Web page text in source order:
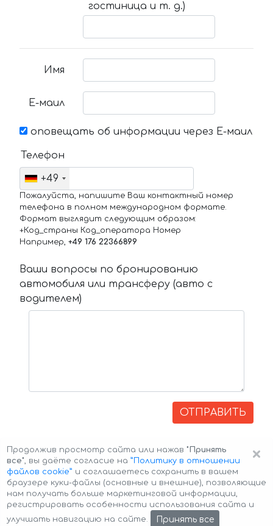
гостиница и т. д.)
Имя
Е-маил
оповещать об информации через Е-маил
Телефон
+49
Пожалуйста, напишите Ваш контактный номер
телефона в полном международном формате.
Формат выглядит следующим образом:
+Код_страны Код_оператора Номер
Например, +49 176 22366899
Ваши вопросы по бронированию
автомобиля или трансферу (авто с
водителем)
ОТПРАВИТЬ
Авторские права © 2026 Авто-Аренда Cookie Policy
×
Продолжив просмотр сайта или нажав "Принять
все", вы даёте согласие на ”Политику в отношении
файлов cookie” и соглашаетесь сохранить в вашем
браузере куки-файлы (основные и внешние), позволяющие
нам получать больше маркетинговой информации,
регистрировать особенности использования сайта и
улучшать навигацию на сайте.
Принять все